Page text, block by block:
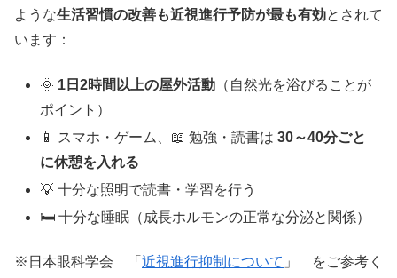
ような生活習慣の改善も近視進行予防が最も有効とされて
います：
🌞 1 日2時間以上の屋外活動 （自然光を浴びることが
ポイント）
📱 スマホ・ゲーム、📖 勉強・読書は30～40分ごと
に休憩を入れる
💡 十分な照明で読書・学習を行う
🛏 十分な睡眠（成長ホルモンの正常な分泌と関係）
※日本眼科学会 「 近視進行抑制について 」 をご参考く